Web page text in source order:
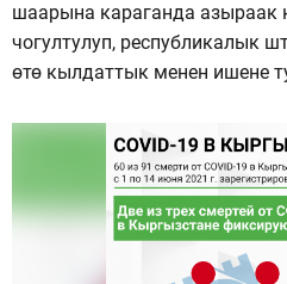
шаарына караганда азыраак
чогултулуп, республикалык
өтө кылдаттык менен ишене